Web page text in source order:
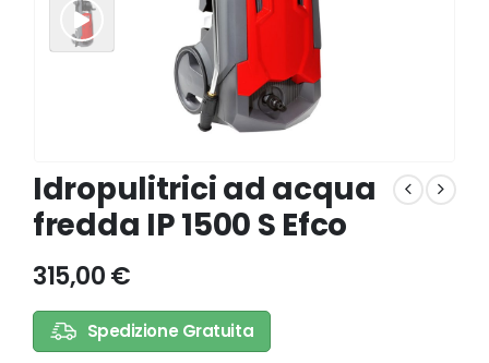
Idropulitrici ad acqua
fredda IP 1500 S Efco
315,00€
Spedizione Gratuita